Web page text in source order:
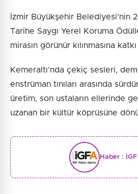
İzmir Büyükşehir Belediyesi’nin
Tarihe Saygı Yerel Koruma
mirasın görünür kılınmasına
Kemeraltı’nda çekiç sesleri,
enstrüman tınıları arasında
üretim, son ustaların ellerinde
uzanan bir kültür köprüsüne
Haber :